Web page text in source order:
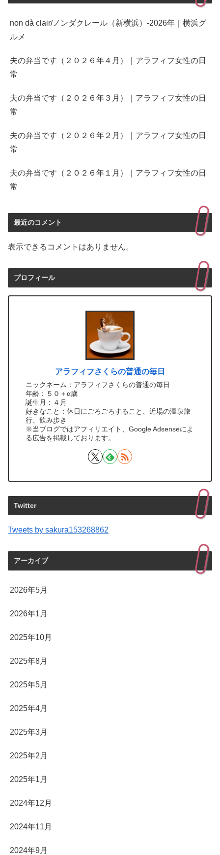
non dà clair/ノンダクレール（新横浜）-2026年｜横浜グ
ルメ
夫の弁当です（２０２６年４月）｜アラフィフ女性の日
常
夫の弁当です（２０２６年３月）｜アラフィフ女性の日
常
夫の弁当です（２０２６年２月）｜アラフィフ女性の日
常
夫の弁当です（２０２６年１月）｜アラフィフ女性の日
常
最近のコメント
表示できるコメントはありません。
プロフィール
アラフィフさくらの普通の毎日
ニックネーム：アラフィフさくらの普通の毎日
年齢：５０＋α歳
誕生月：４月
好きなこと：休日にごろごろすること、近場の温泉旅
行、飲み歩き
※当ブログではアフィリエイト、Google Adsenseによ
る広告を掲載しております。
Twitter
Tweets by sakura153268862
アーカイブ
2026年5月
2026年1月
2025年10月
2025年8月
2025年5月
2025年4月
2025年3月
2025年2月
2025年1月
2024年12月
2024年11月
2024年9月